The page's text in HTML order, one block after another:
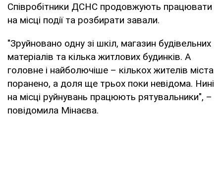
Співробітники ДСНС продовжують працювати
на місці події та розбирати завали.
"Зруйновано одну зі шкіл, магазин будівельних
матеріалів та кілька житлових будинків. А
головне і найболючіше – кількох жителів міста
поранено, а доля ще трьох поки невідома. Нині
на місці руйнувань працюють рятувальники", –
повідомила Мінаєва.